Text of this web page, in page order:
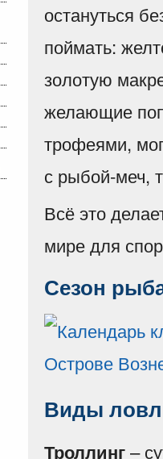
остануться
поймать:
золотую
желающие
трофеями,
с рыбой-меч,
Всё это
мире для
Сезон
Виды
Троллинг–